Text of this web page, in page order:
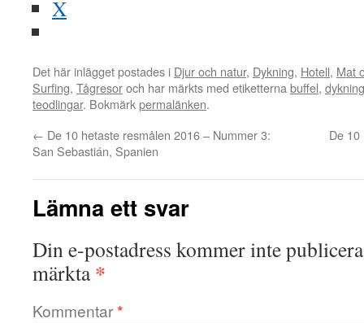
X
Det här inlägget postades i Djur och natur, Dykning, Hotell, Mat
Surfing, Tågresoroch har märkts med etiketterna buffel, dykning
teodlingar. Bokmärkpermalänken.
← De 10 hetaste resmålen 2016 – Nummer 3:
San Sebastián, Spanien
De
Lämna ett svar
Din e-postadress kommer inte
märkta*
Kommentar*